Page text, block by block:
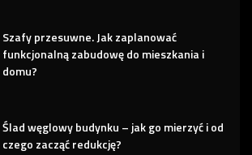
Szafy przesuwne. Jak zaplanować
funkcjonalną zabudowę do mieszkania i
domu?
Ślad węglowy budynku – jak go mierzyć i od
czego zacząć redukcję?